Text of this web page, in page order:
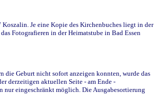
Je eine Kopie des Kirchenbuches liegt in der
Fotografieren in der Heimatstube in Bad Essen
die Geburt nicht sofort anzeigen konnten, wurde das
derzeitigen aktuellen Seite - am Ende -
nur eingeschränkt möglich. Die Ausgabesortierung